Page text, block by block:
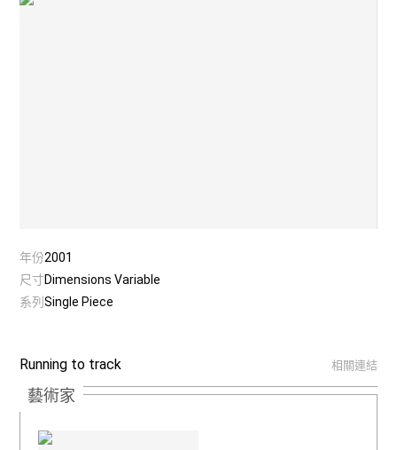
年份2001
尺寸Dimensions Variable
系列Single Piece
Running to track 相關連結
藝術家